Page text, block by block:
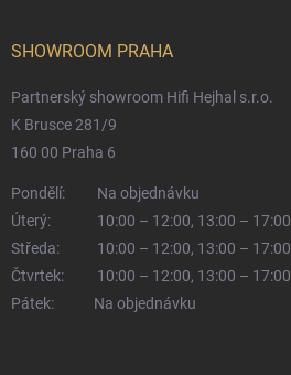
SHOWROOM PRAHA
Partnerský showroom Hifi Hejhal s.r.o.
K Brusce 281/9
160 00 Praha 6
Pondělí:
Na objednávku
Úterý:
10:00 – 12:00, 13:00 – 17:00
Středa:
10:00 – 12:00, 13:00 – 17:00
Čtvrtek:
10:00 – 12:00, 13:00 – 17:00
Pátek:
Na objednávku